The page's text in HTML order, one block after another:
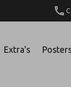
Extra's